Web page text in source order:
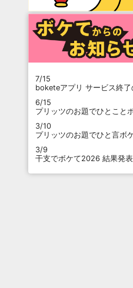
7/15
boketeアプリ サービス終了
6/15
プリッツのお題でひとこと
3/10
プリッツのお題でひと言ボ
3/9
干支でボケて2026 結果発表